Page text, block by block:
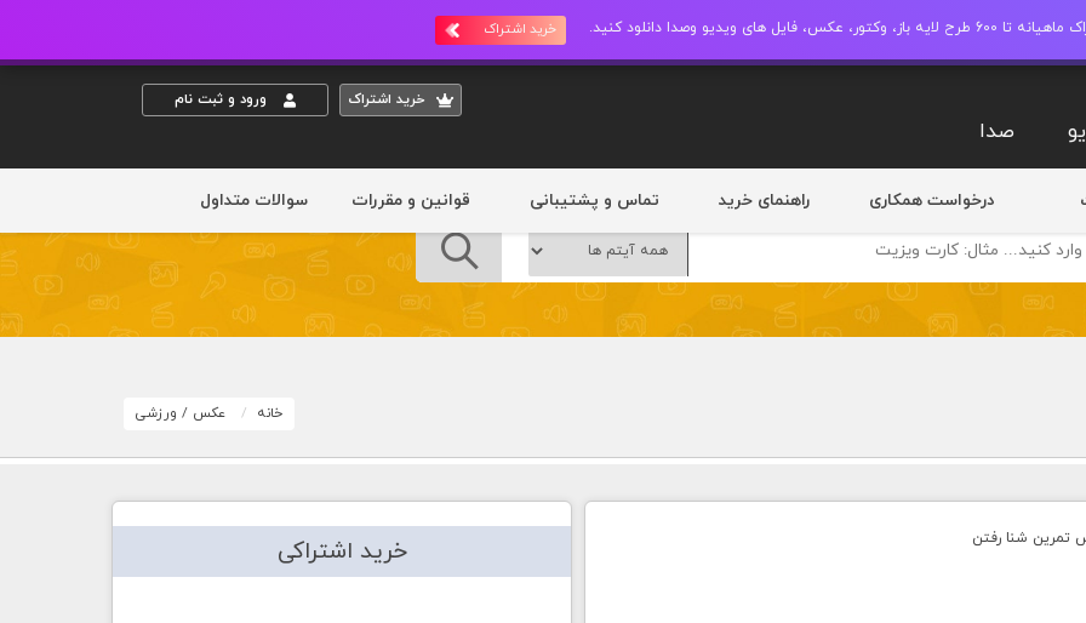
عکس، فایل های ویدیو وصدا دانلود کنید. خرید اشتراک
خريد اشتراک ورود و ثبت نام
صدا
درخواست همکاری راهنمای خرید تماس و پشتیبانی قوانین و مقررات سوالات متداول
خانه عکس / ورزشی
خرید اشتراکی